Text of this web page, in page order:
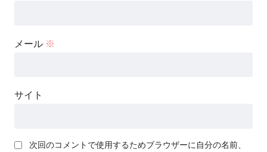
メール ※
サイト
次回のコメントで使用するためブラウザーに自分の名前、